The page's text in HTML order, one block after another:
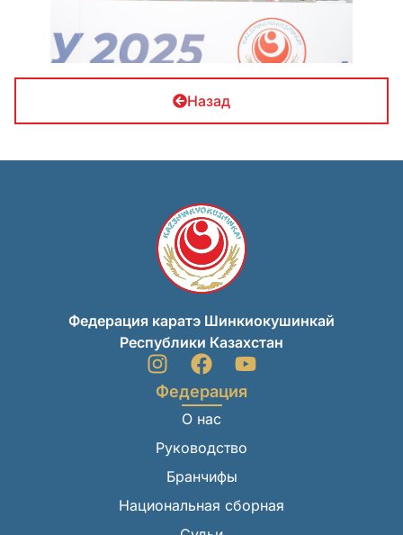
Назад
Федерация каратэ Шинкиокушинкай
Республики Казахстан
Федерация
О нас
Руководство
Бранчифы
Национальная сборная